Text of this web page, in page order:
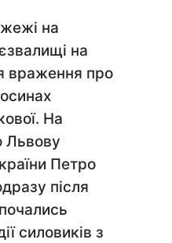
і на
на
враження про
На
Львову
Петро
після
силовиків з